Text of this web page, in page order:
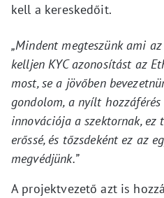
kell a kereskedőit.
„Mindent megteszünk ami
kelljen KYC azonosítást az
most, se a jövőben
gondolom, a nyílt
innovációja a szektornak,
erőssé, és tőzsdeként ez az
megvédjünk.”
A projektvezető azt is